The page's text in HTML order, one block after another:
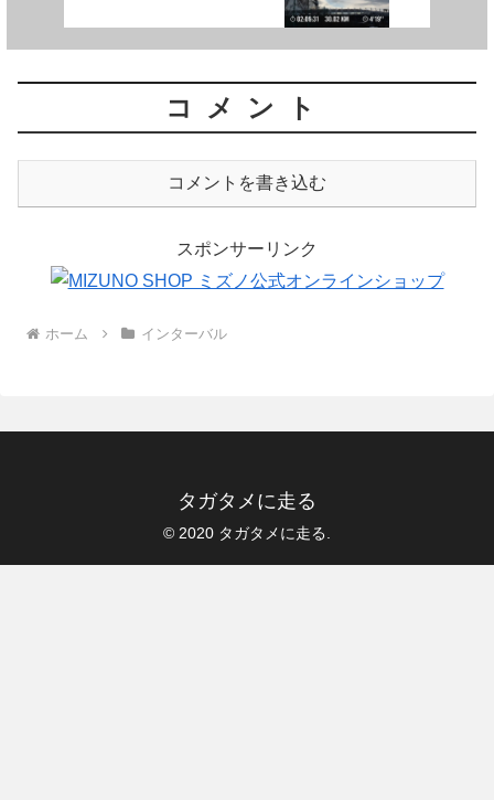
コメント
コメントを書き込む
スポンサーリンク
ホーム インターバル
タガタメに走る
© 2020 タガタメに走る.